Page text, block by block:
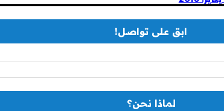
ابق على تواصل!
لماذا نحن؟